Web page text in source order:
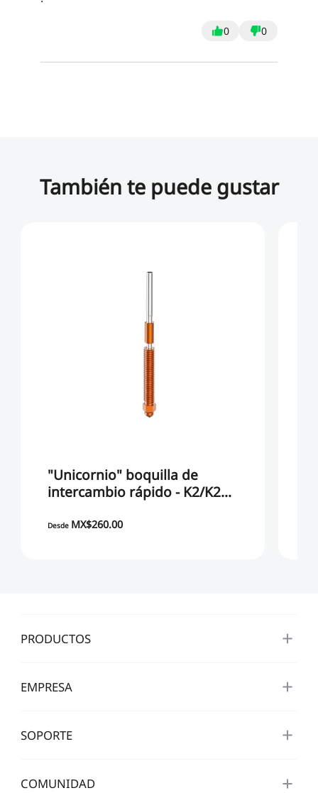
0 0
También te puede gustar
"Unicornio" boquilla de
intercambio rápido - K2/K2
Desde MX$260.00
PRODUCTOS
EMPRESA
SOPORTE
COMUNIDAD